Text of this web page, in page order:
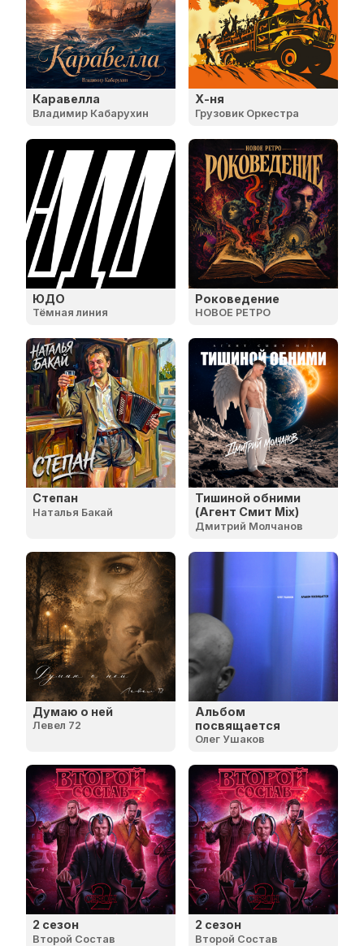
Каравелла
Владимир Кабарухин
Х-ня
Грузовик Оркестра
ЮДО
Тёмная линия
Роковедение
НОВОЕ РЕТРО
Степан
Наталья Бакай
Тишиной обними
(Агент Смит Mix)
Дмитрий Молчанов
Думаю о ней
Левел 72
Альбом
посвящается
Олег Ушаков
2 сезон
Второй Состав
2 сезон
Второй Состав